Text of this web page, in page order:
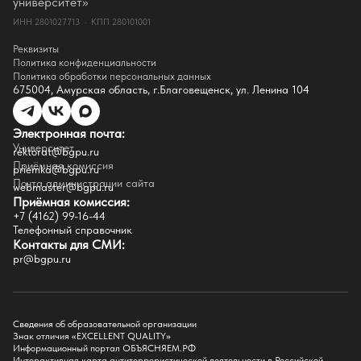
Документы
Контакты
Сведения о доходах
Доступная среда
Инфраструктура
Противодествие коррупции
Противодействие терроризму
Целевой капитал
Часто задаваемые вопросы
Внутренний сайт
Факультеты
Естественно-географический факультет
Историко-филологический факультет
Факультет иностранных языков
Факультет педагогики и психологии
Факультет физической культуры и спорта
Подготовительное отделение для иностранных граждан
Поступление
Приемная комиссия
ИНН 2801027713 · КПП 280101001
Реквизиты
Политика конфиденциальности
Политика обработки персональных данных
675004, Амурская область, г.Благовещенск, ул. Ленина 104
Электронная почта:
Университет
rektorat@bgpu.ru
Приёмная комиссия
priemka@bgpu.ru
Почта администрации сайта
webmaster@bgpu.ru
Приёмная комиссия:
+7 (4162) 99-16-44
Телефонный справочник
Контакты для СМИ:
pr@bgpu.ru
Сведения об образовательной организации
Знак отличия «EXCELLENT QUALITY»
Информационный портал ОБЪЯСНЯЕМ.РФ